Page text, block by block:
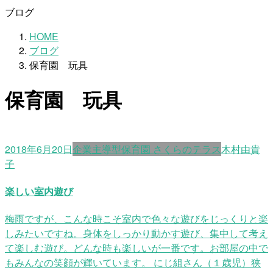
ブログ
HOME
ブログ
保育園 玩具
保育園 玩具
2018年6月20日企業主導型保育園 さくらのテラス木村由貴
子
楽しい室内遊び
梅雨ですが、こんな時こそ室内で色々な遊びをじっくりと楽
しみたいですね。身体をしっかり動かす遊び、集中して考え
て楽しむ遊び。どんな時も楽しいが一番です。お部屋の中で
もみんなの笑顔が輝いています。 にじ組さん（１歳児）狭